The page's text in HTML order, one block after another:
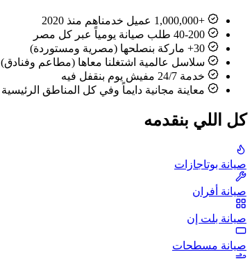
+1,000,000 عميل خدمناهم منذ 2020
40-200 طلب صيانة يومياً عبر كل مصر
30+ ماركة بنصلحها (مصرية ومستوردة)
سلاسل عالمية اشتغلنا معاها (مطاعم وفنادق)
خدمة 24/7 مفيش يوم بنقفل فيه
معاينة مجانية دايماً وفي كل المناطق الرئيسية
كل اللي بنقدمه
صيانة بوتاجازات
صيانة أفران
صيانة بلت إن
صيانة مسطحات